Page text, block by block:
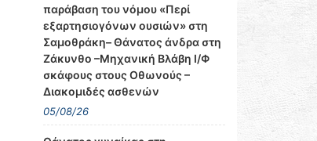
παράβαση του νόμου «Περί
εξαρτησιογόνων ουσιών» στη
Σαμοθράκη– Θάνατος άνδρα στη
Ζάκυνθο –Μηχανική Βλάβη Ι/Φ
σκάφους στους Οθωνούς –
Διακομιδές ασθενών
05/08/26